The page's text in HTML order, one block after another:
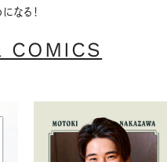
なる！
COMICS